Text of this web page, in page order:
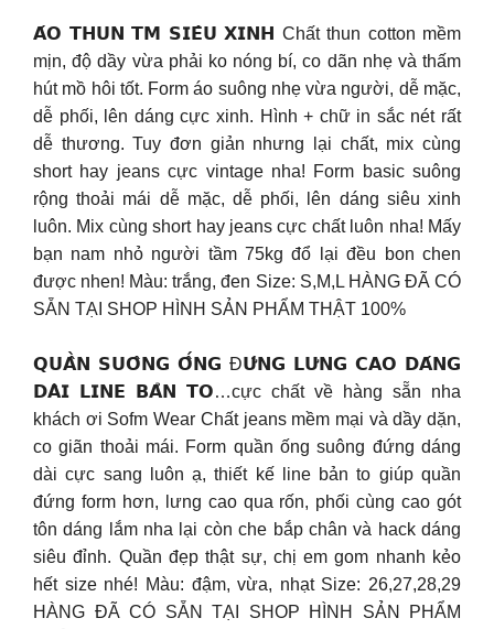
𝗔́𝗢 𝗧𝗛𝗨𝗡 𝗧𝗠 𝗦𝗜𝗘̂𝗨 𝗫𝗜𝗡𝗛 Chất thun cotton mềm
mịn, độ dầy vừa phải ko nóng bí, co dãn nhẹ và thấm
hút mồ hôi tốt. Form áo suông nhẹ vừa người, dễ mặc,
dễ phối, lên dáng cực xinh. Hình + chữ in sắc nét rất
dễ thương. Tuy đơn giản nhưng lại chất, mix cùng
short hay jeans cực vintage nha! Form basic suông
rộng thoải mái dễ mặc, dễ phối, lên dáng siêu xinh
luôn. Mix cùng short hay jeans cực chất luôn nha! Mấy
bạn nam nhỏ người tầm 75kg đổ lại đều bon chen
được nhen! Màu: trắng, đen Size: S,M,L HÀNG ĐÃ CÓ
SẴN TẠI SHOP HÌNH SẢN PHẨM THẬT 100%
𝗤𝗨𝗔̂̀𝗡 𝗦𝗨𝗢̂𝗡𝗚 𝗢̂́𝗡𝗚 Đ𝗨̛́𝗡𝗚 𝗟𝗨̛𝗡𝗚 𝗖𝗔𝗢 𝗗𝗔́𝗡𝗚
𝗗𝗔̀𝗜 𝗟𝗜𝗡𝗘 𝗕𝗔̉𝗡 𝗧𝗢…cực chất về hàng sẵn nha
khách ơi Sofm Wear Chất jeans mềm mại và dầy dặn,
co giãn thoải mái. Form quần ống suông đứng dáng
dài cực sang luôn ạ, thiết kế line bản to giúp quần
đứng form hơn, lưng cao qua rốn, phối cùng cao gót
tôn dáng lắm nha lại còn che bắp chân và hack dáng
siêu đỉnh. Quần đẹp thật sự, chị em gom nhanh kẻo
hết size nhé! Màu: đậm, vừa, nhạt Size: 26,27,28,29
HÀNG ĐÃ CÓ SẴN TẠI SHOP HÌNH SẢN PHẨM